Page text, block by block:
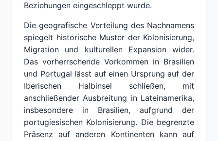
Beziehungen eingeschleppt wurde.
Die geografische Verteilung des Nachnamens
spiegelt historische Muster der Kolonisierung,
Migration und kulturellen Expansion wider.
Das vorherrschende Vorkommen in Brasilien
und Portugal lässt auf einen Ursprung auf der
Iberischen Halbinsel schließen, mit
anschließender Ausbreitung in Lateinamerika,
insbesondere in Brasilien, aufgrund der
portugiesischen Kolonisierung. Die begrenzte
Präsenz auf anderen Kontinenten kann auf